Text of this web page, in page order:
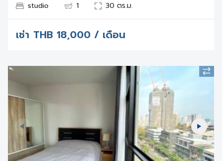
studio 1 30 ตร.ม.
เช่า THB 18,000 / เดือน